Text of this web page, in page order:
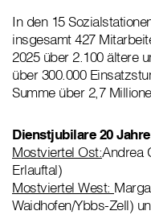
In den 15
insgesamt 427
2025 über 2.100 ältere
über 300.000
Summe über 2,7
Dienstjubilare 20 Jahre
Mostviertel Ost:Andrea
Erlauftal)
Mostviertel West:
Waidhofen/Ybbs-Zell)